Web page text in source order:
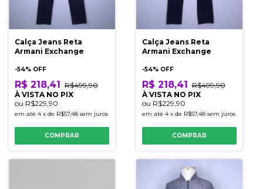
Calça Jeans Reta
Armani Exchange
-54% OFF
R$ 218,41 R$499,90
À VISTA NO PIX
ou R$229,90
em até 4 x de R$57,48 sem juros
COMPRAR
Calça Jeans Reta
Armani Exchange
-54% OFF
R$ 218,41 R$499,90
À VISTA NO PIX
ou R$229,90
em até 4 x de R$57,48 sem juros
COMPRAR